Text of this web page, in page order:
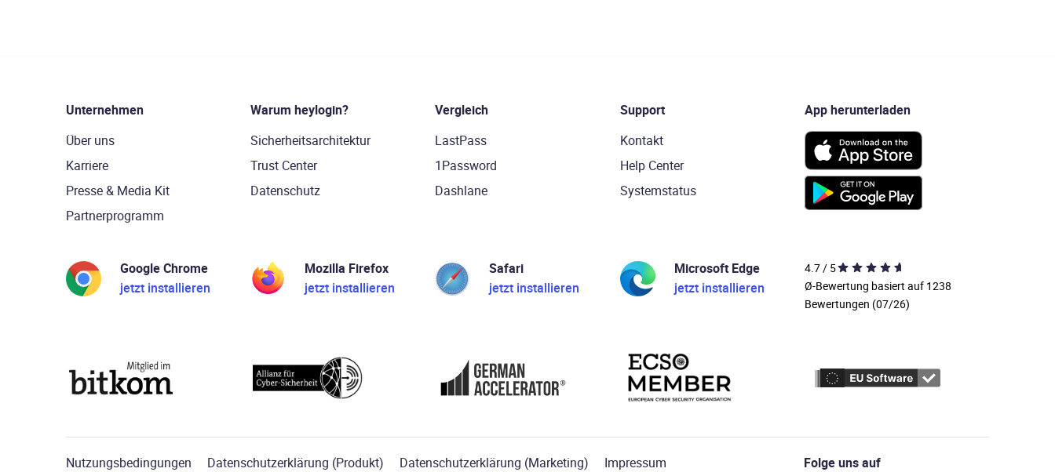
Unternehmen
Über uns
Karriere
Presse & Media Kit
Partnerprogramm
Warum heylogin?
Sicherheitsarchitektur
Trust Center
Datenschutz
Vergleich
LastPass
1Password
Dashlane
Support
Kontakt
Help Center
Systemstatus
App herunterladen
Google Chrome
jetzt installieren
Mozilla Firefox
jetzt installieren
Safari
jetzt installieren
Microsoft Edge
jetzt installieren
4.7 / 5
Ø-Bewertung basiert auf 1238
Bewertungen (07/26)
Nutzungsbedingungen Datenschutzerklärung (Produkt) Datenschutzerklärung (Marketing) Impressum Folge uns auf